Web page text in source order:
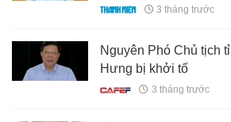
3 tháng trước
Nguyên Phó Chủ tịch
Hưng bị khởi tố
3 tháng trước